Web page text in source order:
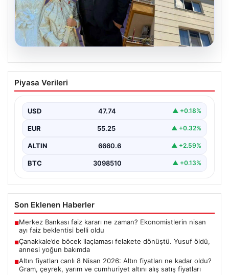
Çanakkale’de böcek ilaçlaması felakete
dönüştü. Yusuf öldü, annesi yoğun
Piyasa Verileri
USD 47.74 ▲ +0.18%
EUR 55.25 ▲ +0.32%
ALTIN 6660.6 ▲ +2.59%
BTC 3098510 ▲ +0.13%
Son Eklenen Haberler
■Merkez Bankası faiz kararı ne zaman? Ekonomistlerin nisan
ayı faiz beklentisi belli oldu
■Çanakkale’de böcek ilaçlaması felakete dönüştü. Yusuf öldü,
annesi yoğun bakımda
■Altın fiyatları canlı 8 Nisan 2026: Altın fiyatları ne kadar oldu?
Gram, çeyrek, yarım ve cumhuriyet altını alış satış fiyatları